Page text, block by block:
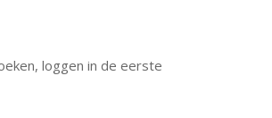
loggen in de eerste